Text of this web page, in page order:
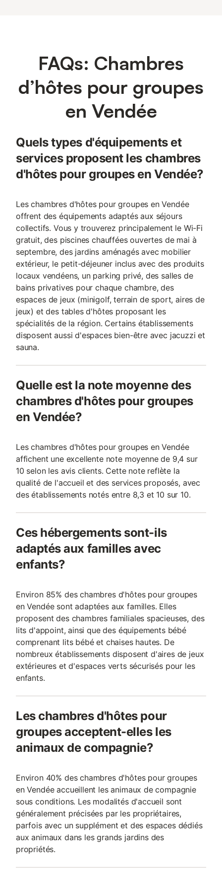
FAQs: Chambres
d’hôtes pour groupes
en Vendée
Quels types d'équipements et
services proposent les chambres
d'hôtes pour groupes en Vendée?
Les chambres d'hôtes pour groupes en Vendée
offrent des équipements adaptés aux séjours
collectifs. Vous y trouverez principalement le Wi-Fi
gratuit, des piscines chauffées ouvertes de mai à
septembre, des jardins aménagés avec mobilier
extérieur, le petit-déjeuner inclus avec des produits
locaux vendéens, un parking privé, des salles de
bains privatives pour chaque chambre, des
espaces de jeux (minigolf, terrain de sport, aires de
jeux) et des tables d'hôtes proposant les
spécialités de la région. Certains établissements
disposent aussi d'espaces bien-être avec jacuzzi et
sauna.
Quelle est la note moyenne des
chambres d'hôtes pour groupes
en Vendée?
Les chambres d'hôtes pour groupes en Vendée
affichent une excellente note moyenne de 9,4 sur
10 selon les avis clients. Cette note reflète la
qualité de l'accueil et des services proposés, avec
des établissements notés entre 8,3 et 10 sur 10.
Ces hébergements sont-ils
adaptés aux familles avec
enfants?
Environ 85% des chambres d'hôtes pour groupes
en Vendée sont adaptées aux familles. Elles
proposent des chambres familiales spacieuses, des
lits d'appoint, ainsi que des équipements bébé
comprenant lits bébé et chaises hautes. De
nombreux établissements disposent d'aires de jeux
extérieures et d'espaces verts sécurisés pour les
enfants.
Les chambres d'hôtes pour
groupes acceptent-elles les
animaux de compagnie?
Environ 40% des chambres d'hôtes pour groupes
en Vendée accueillent les animaux de compagnie
sous conditions. Les modalités d'accueil sont
généralement précisées par les propriétaires,
parfois avec un supplément et des espaces dédiés
aux animaux dans les grands jardins des
propriétés.